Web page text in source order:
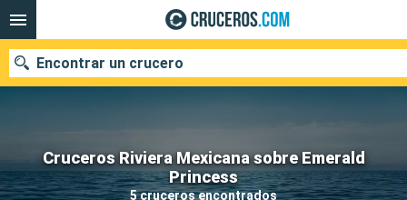
Cruceros Riviera Mexicana sobre Emerald
Princess
5 cruceros encontrados
Encontrar un crucero
Nuestros destinos